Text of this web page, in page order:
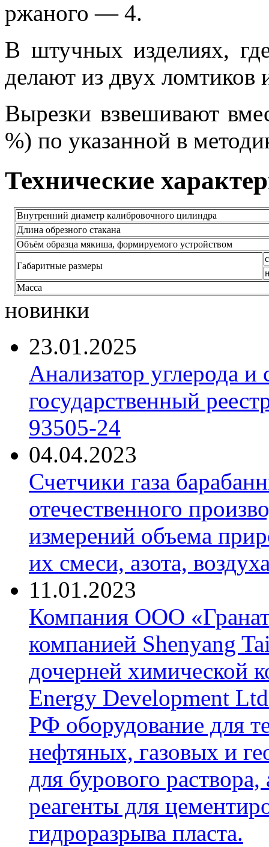
ржаного — 4.
В штучных изделиях,
делают из двух ломтиков
Вырезки взвешивают
%) по указанной в
Технические
Внутренний диаметр калибровочного цилиндра
Длина обрезного стакана
Объём образца мякиша, формируемого устройством
Габаритные размеры
Масса
новинки
23.01.2025
Анализатор углерода
государственный
93505-24
04.04.2023
Счетчики газа
отечественного
измерений объема
их смеси, азота,
11.01.2023
Компания ООО
компанией Shenyang
дочерней химической
Energy Development
РФ оборудование для
нефтяных, газовых и
для бурового
реагенты для
гидроразрыва пласта.